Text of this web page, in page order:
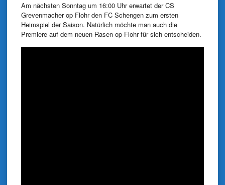
Am nächsten Sonntag um 16:00 Uhr erwartet der CS
Grevenmacher op Flohr den FC Schengen zum ersten
Heimspiel der Saison. Natürlich möchte man auch die
Premiere auf dem neuen Rasen op Flohr für sich entscheiden.